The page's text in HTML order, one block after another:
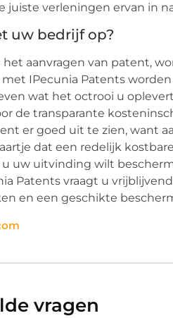
juiste verleningen ervan in
uw bedrijf op?
het aanvragen van patent,
IPecunia Patents
wat het octrooi u
de transparante
er goed uit te zien, want
dat een redelijk
uw uitvinding wilt
Patents vraagt u
en een geschikte
vragen